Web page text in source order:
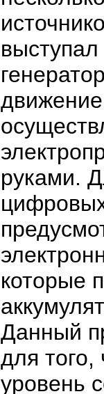
движение
руками.
которые
Данный
для
уровень